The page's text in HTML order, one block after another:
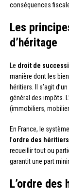
conséquences
Les
d’héritage
Le droit de
manière dont les
héritiers. Il s’agit
général des impôts. L’
(immobiliers,
En France, le
l’ordre des héritiers
recueillir tout ou
garantit une part
L’ordre